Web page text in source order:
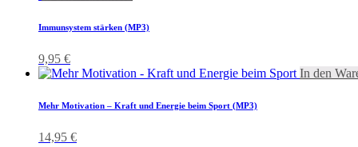
Immunsystem stärken (MP3)
9,95 €
In den
Mehr Motivation – Kraft und Energie beim Sport (MP3)
14,95 €